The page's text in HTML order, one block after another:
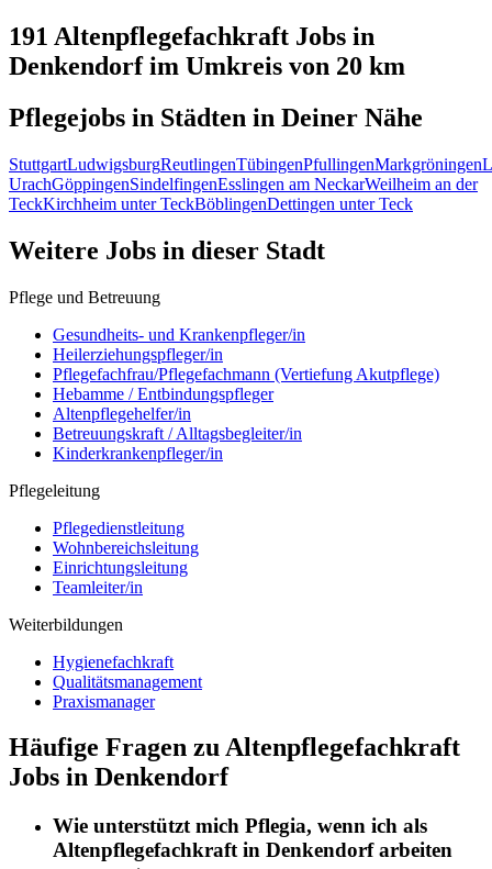
191 Altenpflegefachkraft Jobs in
Denkendorfim Umkreis von 20 km
Pflegejobs in Städten in Deiner Nähe
StuttgartLudwigsburgReutlingenTübingenPfullingenMarkgröningen
UrachGöppingenSindelfingenEsslingen am NeckarWeilheim an der
TeckKirchheim unter TeckBöblingenDettingen unter Teck
Weitere Jobs in dieser Stadt
Pflege und Betreuung
Gesundheits- und Krankenpfleger/in
Heilerziehungspfleger/in
Pflegefachfrau/Pflegefachmann (Vertiefung Akutpflege)
Hebamme / Entbindungspfleger
Altenpflegehelfer/in
Betreuungskraft / Alltagsbegleiter/in
Kinderkrankenpfleger/in
Pflegeleitung
Pflegedienstleitung
Wohnbereichsleitung
Einrichtungsleitung
Teamleiter/in
Weiterbildungen
Hygienefachkraft
Qualitätsmanagement
Praxismanager
Häufige Fragen zu Altenpflegefachkraft
Jobs in Denkendorf
Wie unterstützt mich Pflegia, wenn ich als
Altenpflegefachkraftin Denkendorfarbeiten